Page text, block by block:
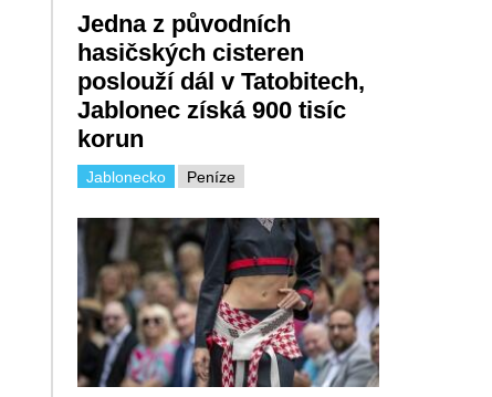
Jedna z původních
hasičských cisteren
poslouží dál v Tatobitech,
Jablonec získá 900 tisíc
korun
Jablonecko Peníze